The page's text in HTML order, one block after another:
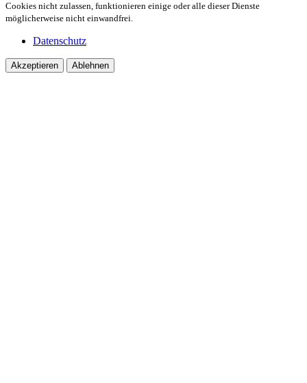
Cookies nicht zulassen, funktionieren einige oder alle dieser Dienste
möglicherweise nicht einwandfrei.
Datenschutz
Akzeptieren Ablehnen